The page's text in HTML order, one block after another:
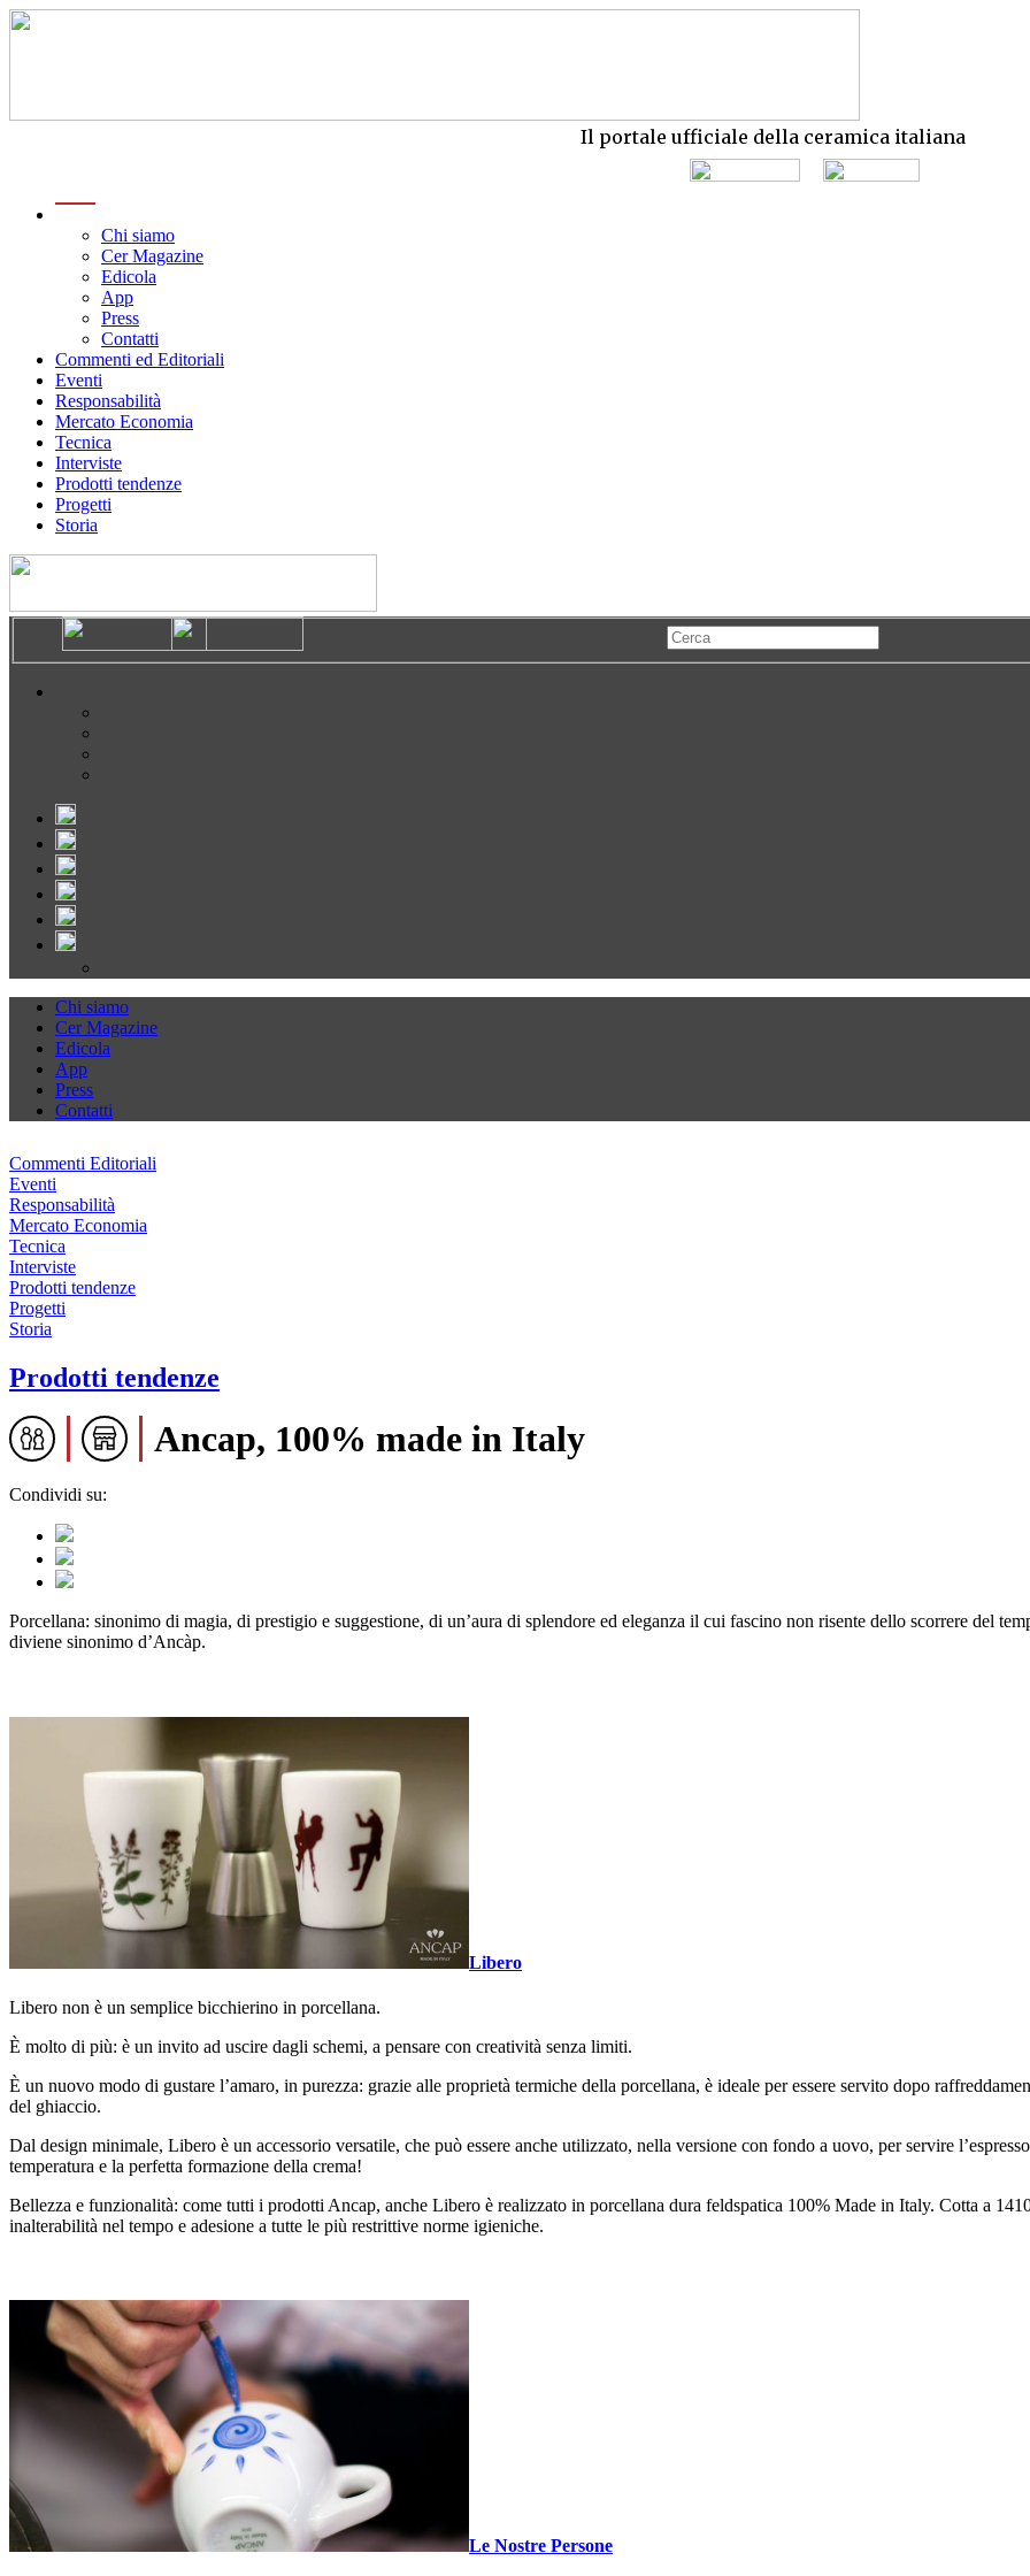
Il portale ufficiale della ceramica italiana
Chi siamo
Cer Magazine
Edicola
App
Press
Contatti
Commenti ed Editoriali
Eventi
Responsabilità
Mercato Economia
Tecnica
Interviste
Prodotti tendenze
Progetti
Storia
Chi siamo
Cer Magazine
Edicola
App
Press
Contatti
Commenti Editoriali
Eventi
Responsabilità
Mercato Economia
Tecnica
Interviste
Prodotti tendenze
Progetti
Storia
Prodotti tendenze
Ancap, 100% made in Italy
Condividi su:
Porcellana: sinonimo di magia, di prestigio e suggestione, di un’aura di splendore ed eleganza il cui fascino non risente dello scorrere del
diviene sinonimo d’Ancàp.
Libero
Libero non è un semplice bicchierino in porcellana.
È molto di più: è un invito ad uscire dagli schemi, a pensare con creatività senza limiti.
È un nuovo modo di gustare l’amaro, in purezza: grazie alle proprietà termiche della porcellana, è ideale per essere servito dopo
del ghiaccio.
Dal design minimale, Libero è un accessorio versatile, che può essere anche utilizzato, nella versione con fondo a uovo, per servire
temperatura e la perfetta formazione della crema!
Bellezza e funzionalità: come tutti i prodotti Ancap, anche Libero è realizzato in porcellana dura feldspatica 100% Made in Italy. Cotta a
inalterabilità nel tempo e adesione a tutte le più restrittive norme igieniche.
Le Nostre Persone